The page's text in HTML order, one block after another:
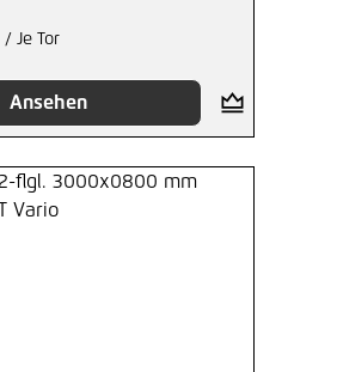
/ Je Tor
Ansehen